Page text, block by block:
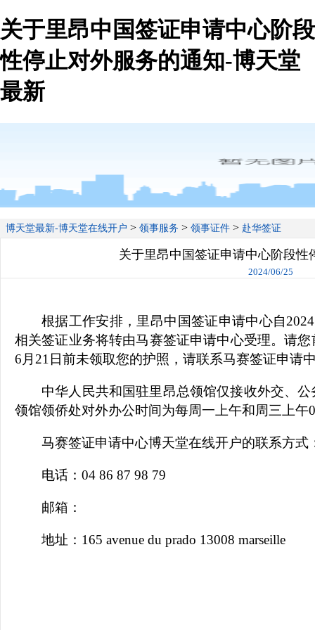
关于里昂中国签证申请中心阶段
性停止对外服务的通知-博天堂
最新
博天堂最新-博天堂在线开户 > 领事服务 > 领事证件 > 赴华签证
关于里昂中国签证申请中心阶段性
2024/06/25
根据工作安排，里昂中国签证申请中心自
相关签证业务将转由马赛签证申请中心受理。请
6月21日前未领取您的护照，请联系马赛签证申请
中华人民共和国驻里昂总领馆仅接收外交、
领馆领侨处对外办公时间为每周一上午和周三上
马赛签证申请中心博天堂在线开户的联系方式
电话：04 86 87 98 79
邮箱：
地址：165 avenue du prado 13008 marseille